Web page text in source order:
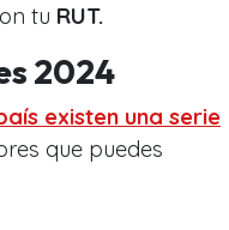
tu RUT.
2024
existen una serie
que puedes